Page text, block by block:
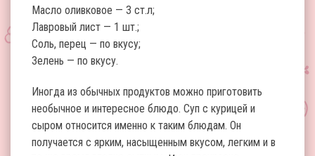
Масло оливковое — 3 ст.л;
Лавровый лист — 1 шт.;
Соль, перец — по вкусу;
Зелень — по вкусу.
Иногда из обычных продуктов можно приготовить
необычное и интересное блюдо. Суп с курицей и
сыром относится именно к таким блюдам. Он
получается с ярким, насыщенным вкусом, легким и в